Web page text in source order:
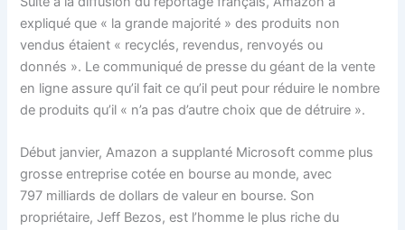
expliqué que « la grande majorité » des produits non
vendus étaient « recyclés, revendus, renvoyés ou
donnés ». Le communiqué de presse du géant de la vente
en ligne assure qu’il fait ce qu’il peut pour réduire le nombre
de produits qu’il « n’a pas d’autre choix que de détruire ».
Début janvier, Amazon a supplanté Microsoft comme plus
grosse entreprise cotée en bourse au monde, avec
797 milliards de dollars de valeur en bourse. Son
propriétaire, Jeff Bezos, est l’homme le plus riche du